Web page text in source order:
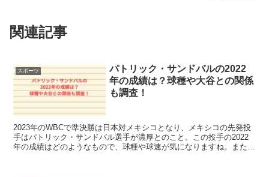
関連記事
スポーツ
パトリック・サンドバルの2022
年の成績は？球種や大谷との関係
も調査！
2023年のWBCで準決勝は日本対メキシコとなり、メキシコの先発投
手はパトリック・サンドバル選手が濃厚とのこと。この投手の2022
年の成績はどのようなもので、球種や球速が気になりますね。また、